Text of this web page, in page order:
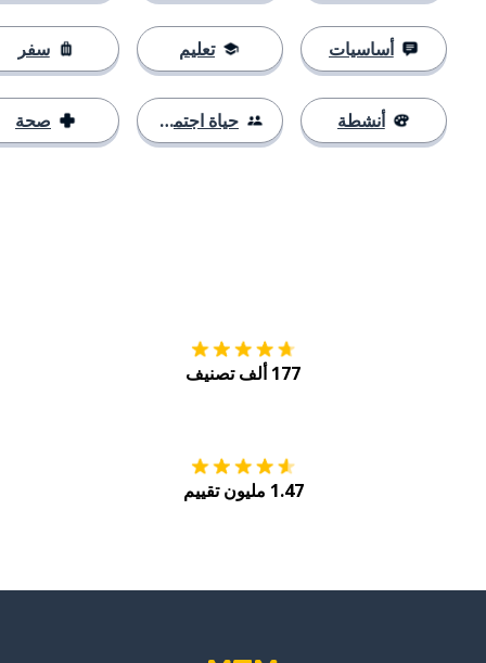
أساسيات
أنشطة
تعليم
حياة اجتماعية
سفر
صحة
177 ألف تصنيف
1.47 مليون تقييم